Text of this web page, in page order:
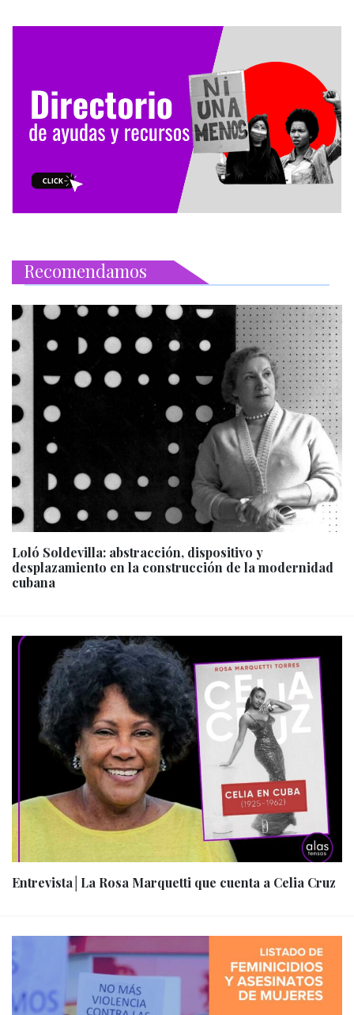
Recomendamos
Loló Soldevilla: abstracción, dispositivo y
desplazamiento en la construcción de la modernidad
cubana
Entrevista│La Rosa Marquetti que cuenta a Celia Cruz